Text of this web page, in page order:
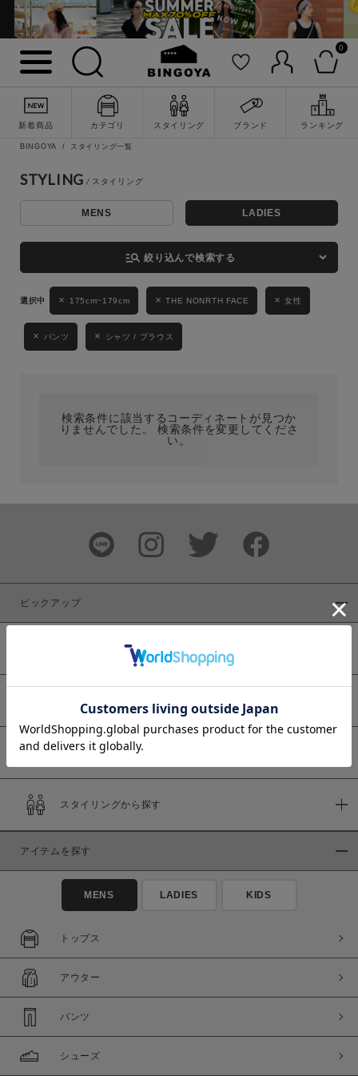
0
新着商品 カテゴリ スタイリング ブランド ランキング
詳細検索
キーワード
性別
MENS LADIES KIDS
ブランド
商品タイプ
通常商品
セール価格
在庫
在庫あり
BINGOYA スタイリング一覧
STYLING
MENS LADIES
manage_search 絞り込んで検索する
175cm~179cm THE NONRTH FACE 女性
パンツ シャツ / ブラウス
検索条件に該当するコーディネートが見つか
りませんでした。 検索条件を変更してくださ
い。
ピックアップ
予約商品
スタイリングから探す
アイテムを探す
MENS LADIES KIDS
トップス
アウター
パンツ
シューズ